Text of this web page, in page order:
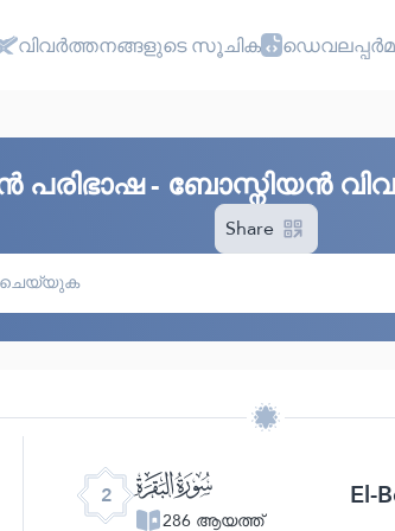
വിവർത്തനങ്ങളുടെ സൂചിക
- ബോസ്നിയൻ
Share
2 ﮎ
286 ആയത്ത്
El-